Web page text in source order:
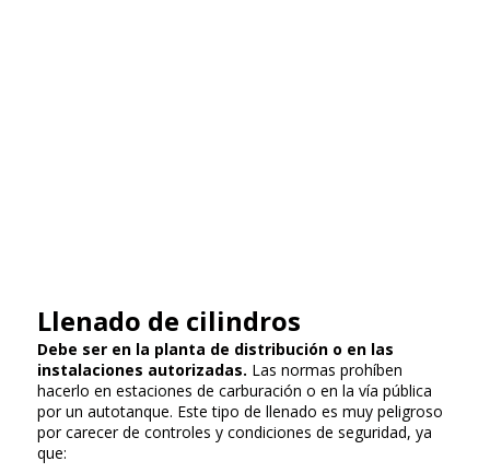
Llenado de cilindros
Debe ser en la planta de distribución o en las
instalaciones autorizadas. Las normas prohíben
hacerlo en estaciones de carburación o en la vía pública
por un autotanque. Este tipo de llenado es muy peligroso
por carecer de controles y condiciones de seguridad, ya
que: